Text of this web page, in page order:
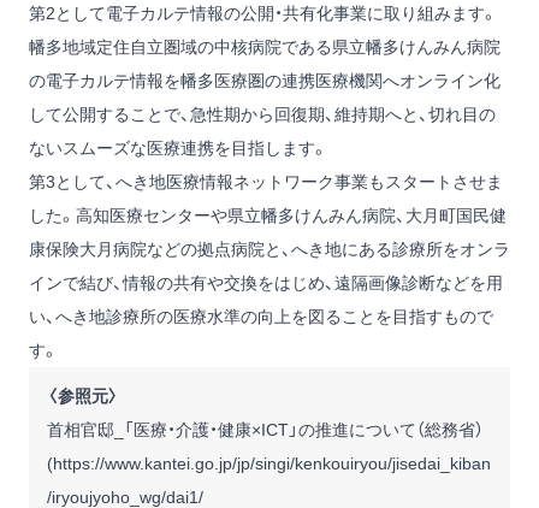
第2として電子カルテ情報の公開・共有化事業に取り組みます。
幡多地域定住自立圏域の中核病院である県立幡多けんみん病院
の電子カルテ情報を幡多医療圏の連携医療機関へオンライン化
して公開することで、急性期から回復期、維持期へと、切れ目の
ないスムーズな医療連携を目指します。
第3として、へき地医療情報ネットワーク事業もスタートさせま
した。高知医療センターや県立幡多けんみん病院、大月町国民健
康保険大月病院などの拠点病院と、へき地にある診療所をオンラ
インで結び、情報の共有や交換をはじめ、遠隔画像診断などを用
い、へき地診療所の医療水準の向上を図ることを目指すもので
す。
〈参照元〉
首相官邸_「医療・介護・健康×ICT」の推進について（総務省）
(https://www.kantei.go.jp/jp/singi/kenkouiryou/jisedai_kiban
/iryoujyoho_wg/dai1/